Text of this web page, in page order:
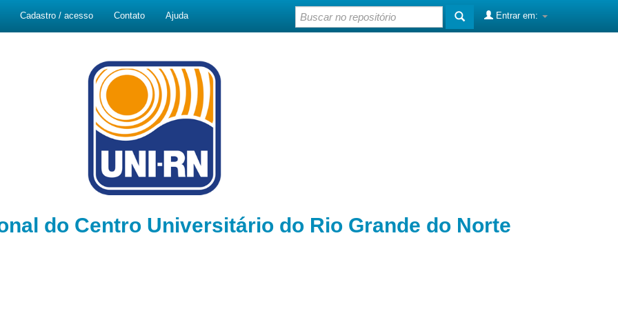
Cadastro / acesso Contato Ajuda Entrar em:
do Centro Universitário do Rio Grande do Norte